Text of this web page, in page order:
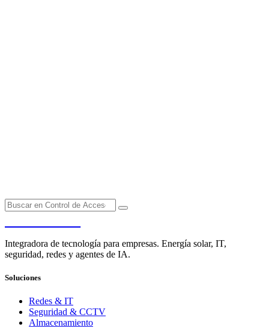
Integradora de tecnología para empresas. Energía solar, IT,
seguridad, redes y agentes de IA.
Soluciones
Redes & IT
Seguridad & CCTV
Almacenamiento